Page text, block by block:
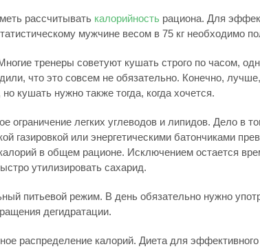
рассчитывать калорийность рациона. Для
мужчине весом в 75 кг необходимо
тренеры советуют кушать строго по часом,
что это совсем не обязательно. Конечно,
но кушать нужно также тогда, когда хочется.
ограничение легких углеводов и липидов. Дело в
газировкой или энергетическими батончиками
в общем рационе. Исключением остается
утилизировать сахарид.
питьевой режим. В день обязательно нужно
дегидратации.
распределение калорий. Диета для